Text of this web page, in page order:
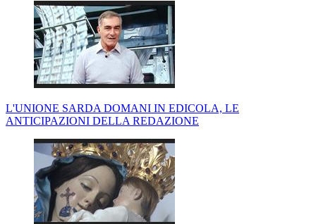
L'UNIONE SARDA DOMANI IN EDICOLA, LE
ANTICIPAZIONI DELLA REDAZIONE